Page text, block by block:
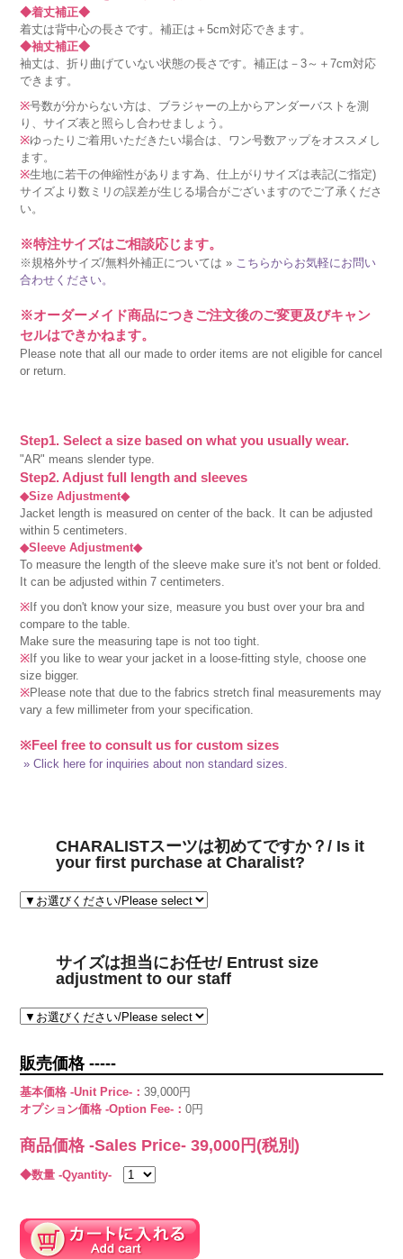
◆着丈補正◆
着丈は背中心の長さです。補正は＋5cm対応できます。
◆袖丈補正◆
袖丈は、折り曲げていない状態の長さです。補正は－3～＋7cm対応
できます。
※号数が分からない方は、ブラジャーの上からアンダーバストを測
り、サイズ表と照らし合わせましょう。
※ゆったりご着用いただきたい場合は、ワン号数アップをオススメし
ます。
※生地に若干の伸縮性があります為、仕上がりサイズは表記(ご指定)
サイズより数ミリの誤差が生じる場合がございますのでご了承くださ
い。
※特注サイズはご相談応じます。
※規格外サイズ/無料外補正については » こちらからお気軽にお問い
合わせください。
※オーダーメイド商品につきご注文後のご変更及びキャン
セルはできかねます。
Please note that all our made to order items are not eligible for cancel
or return.
Step1. Select a size based on what you usually wear.
"AR" means slender type.
Step2. Adjust full length and sleeves
◆Size Adjustment◆
Jacket length is measured on center of the back. It can be adjusted
within 5 centimeters.
◆Sleeve Adjustment◆
To measure the length of the sleeve make sure it's not bent or folded.
It can be adjusted within 7 centimeters.
※ If you don't know your size, measure you bust over your bra and
compare to the table.
Make sure the measuring tape is not too tight.
※ If you like to wear your jacket in a loose-fitting style, choose one
size bigger.
※Please note that due to the fabrics stretch final measurements may
vary a few millimeter from your specification.
※Feel free to consult us for custom sizes
» Click here for inquiries about non standard sizes.
CHARALISTスーツは初めてですか？/ Is it
your first purchase at Charalist?
サイズは担当にお任せ/ Entrust size
adjustment to our staff
販売価格 -----
基本価格 -Unit Price-：39,000円
オプション価格 -Option Fee-：0円
商品価格 -Sales Price-39,000 円(税別)
◆数量 -Qyantity-